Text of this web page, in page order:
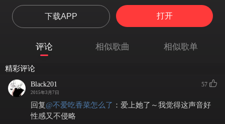
你只喜欢蔚蓝的天空吗?
Have you kissed the lips of one you like
你只亲吻你心爱之人的唇瓣吗?
生活如此艰难你再不能奋力坚持下去了吧
我希望万物不再更迭，一成不变就很好
But life had other plans
但现实总会打破所有本来详密的计划
下载APP 打开
评论 相似歌曲 相似歌单
精彩评论
Black201
2015年3月7日
57
回复@不爱吃香菜怎么了 ： 爱上她了～我觉得这声音好
性感又不侵略